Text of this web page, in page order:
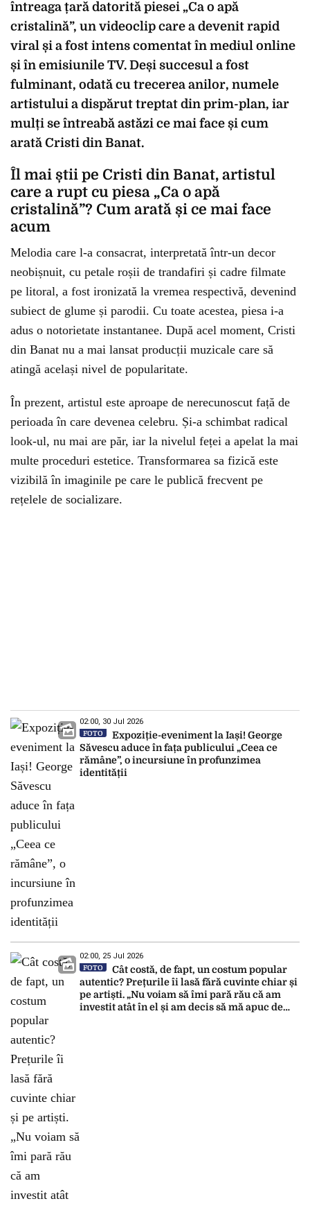
întreaga țară datorită piesei „Ca o apă
cristalină”, un videoclip care a devenit rapid
viral și a fost intens comentat în mediul online
și în emisiunile TV. Deși succesul a fost
fulminant, odată cu trecerea anilor, numele
artistului a dispărut treptat din prim-plan, iar
mulți se întreabă astăzi ce mai face și cum
arată Cristi din Banat.
Îl mai știi pe Cristi din Banat, artistul
care a rupt cu piesa „Ca o apă
cristalină”? Cum arată și ce mai face
acum
Melodia care l-a consacrat, interpretată într-un decor
neobișnuit, cu petale roșii de trandafiri și cadre filmate
pe litoral, a fost ironizată la vremea respectivă, devenind
subiect de glume și parodii. Cu toate acestea, piesa i-a
adus o notorietate instantanee. După acel moment, Cristi
din Banat nu a mai lansat producții muzicale care să
atingă același nivel de popularitate.
În prezent, artistul este aproape de nerecunoscut față de
perioada în care devenea celebru. Și-a schimbat radical
look-ul, nu mai are păr, iar la nivelul feței a apelat la mai
multe proceduri estetice. Transformarea sa fizică este
vizibilă în imaginile pe care le publică frecvent pe
rețelele de socializare.
02:00, 30 Jul 2026
FOTO
Expoziție-eveniment la Iași! George
Săvescu aduce în fața publicului „Ceea ce
rămâne”, o incursiune în profunzimea
identității
02:00, 25 Jul 2026
FOTO
Cât costă, de fapt, un costum popular
autentic? Prețurile îi lasă fără cuvinte chiar și
pe artiști. „Nu voiam să îmi pară rău că am
investit atât în el și am decis să mă apuc de